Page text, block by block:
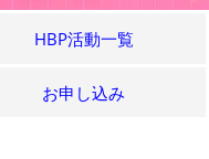
HBP活動一覧
お申し込み